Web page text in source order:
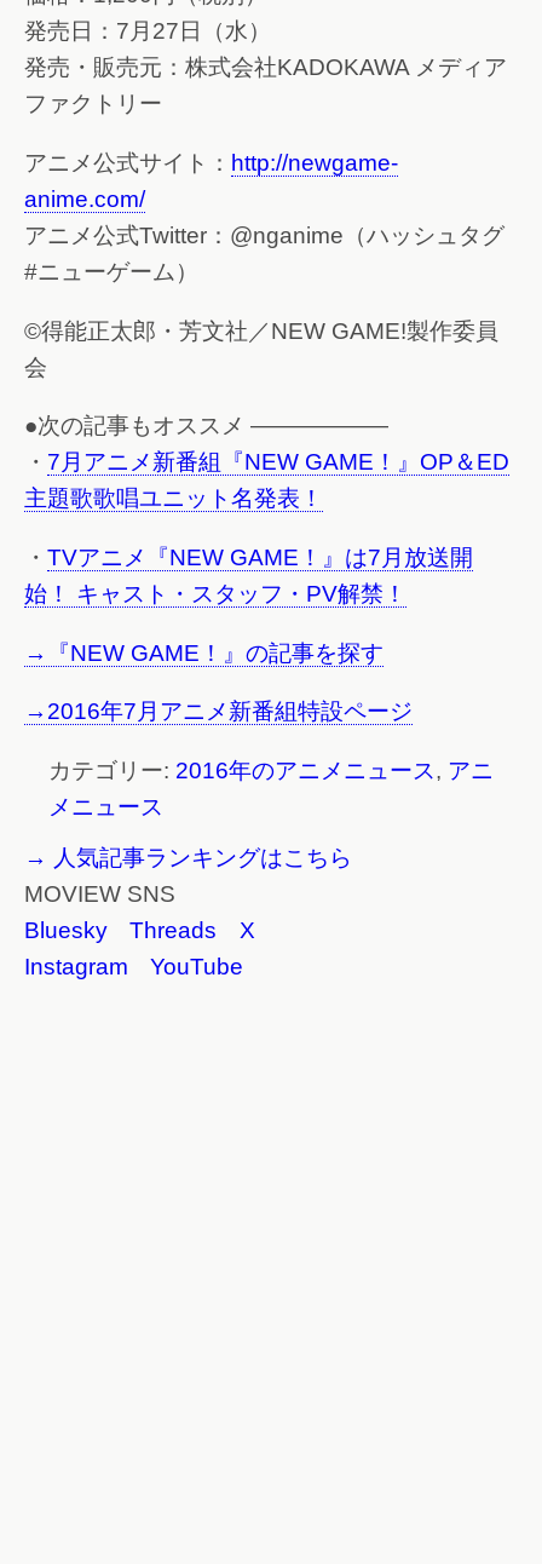
発売日：7月27日（水）
発売・販売元：株式会社KADOKAWA メディア
ファクトリー
アニメ公式サイト： http://newgame-
anime.com/
アニメ公式Twitter：@nganime（ハッシュタグ
#ニューゲーム）
©得能正太郎・芳文社／NEW GAME!製作委員
会
●次の記事もオススメ ——————
・ 7月アニメ新番組『NEW GAME！』OP＆ED
主題歌歌唱ユニット名発表！
・ TVアニメ『NEW GAME！』は7月放送開
始！ キャスト・スタッフ・PV解禁！
→『NEW GAME！』の記事を探す
→2016年7月アニメ新番組特設ページ
カテゴリー: 2016年のアニメニュース, アニ
メニュース
→ 人気記事ランキングはこちら
MOVIEW SNS
Bluesky
Threads
X
Instagram
YouTube